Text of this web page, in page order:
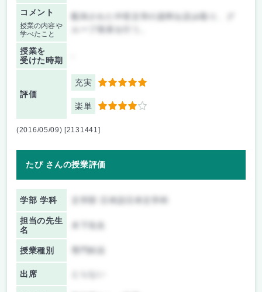
コメント
授業の内容や
学べたこと
授業を
受けた時期
評価
充実 5
楽単 4
(2016/05/09) [2131441]
たぴ さんの授業評価
学部 学科
担当の先生
名
授業種別
出席